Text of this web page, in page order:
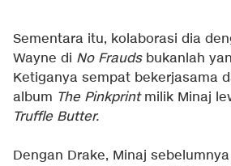
Sementara itu, kolaborasi dia
Wayne di No Fraudsbukanlah
Ketiganya sempat bekerjasama
album The Pinkprintmilik Minaj
Truffle Butter.
Dengan Drake, Minaj